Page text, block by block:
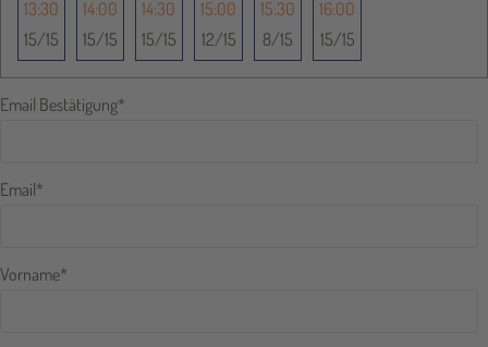
13:30
15 15
14:00
15 15
14:30
15 15
15:00
12 15
15:30
8 15
16:00
15 15
Email Bestätigung*
Email*
Vorname*